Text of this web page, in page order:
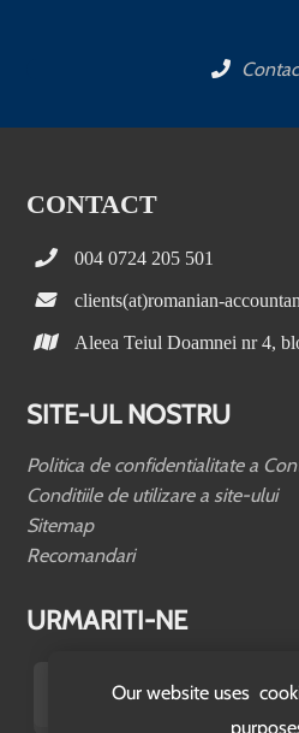
Our website uses
CONTACT
004 0724 205 501
clients(at)romanian-
Aleea Teiul Doamnei nr 4,
SITE-UL NOSTRU
Politica de confidentialitate a
Conditiile de utilizare a site-ului
Sitemap
Recomandari
URMARITI-NE